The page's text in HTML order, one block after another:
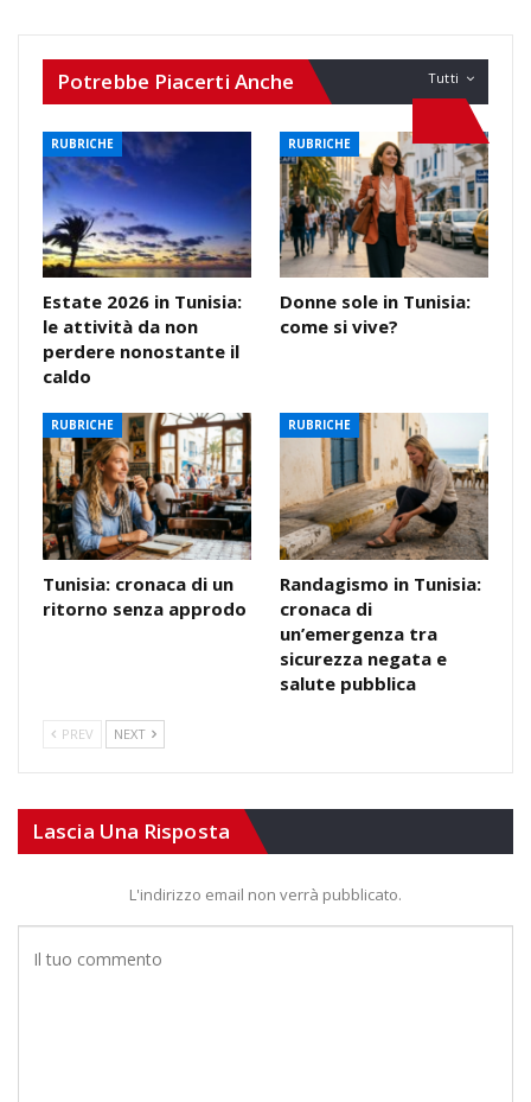
Tutti
Potrebbe Piacerti Anche
RUBRICHE
Estate 2026 in Tunisia:
le attività da non
perdere nonostante il
caldo
RUBRICHE
Donne sole in Tunisia:
come si vive?
RUBRICHE
Tunisia: cronaca di un
ritorno senza approdo
RUBRICHE
Randagismo in Tunisia:
cronaca di
un’emergenza tra
sicurezza negata e
salute pubblica
PREV NEXT
Lascia Una Risposta
L'indirizzo email non verrà pubblicato.